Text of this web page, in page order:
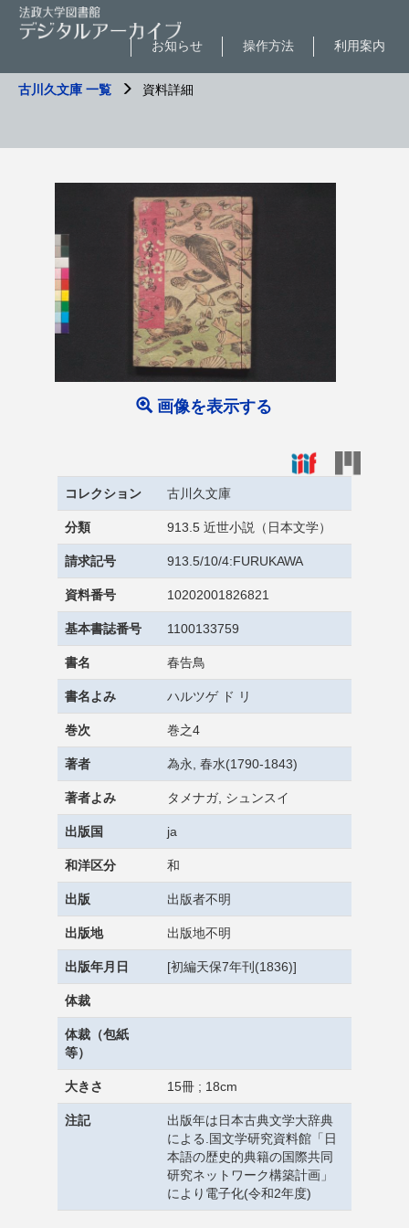
利用案内
操作方法
お知らせ
古川久文庫 一覧 資料詳細
画像を表示する
コレクション 古川久文庫
分類 913.5 近世小説（日本文学）
請求記号 913.5/10/4:FURUKAWA
資料番号 10202001826821
基本書誌番号 1100133759
書名 春告鳥
書名よみ ハルツゲ ド リ
巻次 巻之4
著者 為永, 春水(1790-1843)
著者よみ タメナガ, シュンスイ
出版国 ja
和洋区分 和
出版 出版者不明
出版地 出版地不明
出版年月日 [初編天保7年刊(1836)]
体裁
体裁（包紙
等）
大きさ 15冊 ; 18cm
注記
出版年は日本古典文学大辞典
による.国文学研究資料館「日
本語の歴史的典籍の国際共同
研究ネットワーク構築計画」
により電子化(令和2年度)